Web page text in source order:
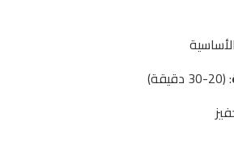
: (20-30 دقيقة)